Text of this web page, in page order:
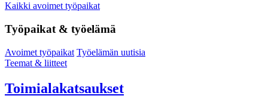
Kaikki avoimet työpaikat
Työpaikat & työelämä
Avoimet työpaikat Työelämän uutisia
Teemat & liitteet
Toimialakatsaukset